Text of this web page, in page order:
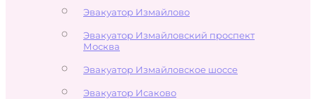
Эвакуатор Измайлово
Эвакуатор Измайловский проспект
Москва
Эвакуатор Измайловское шоссе
Эвакуатор Исаково